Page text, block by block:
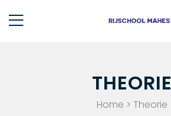
THEORIE
Home > Theorie